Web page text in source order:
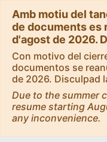
Amb motiu del
de documents es
d'agost de 2026.
Con motivo del
documentos se
de 2026. Disculpad
Due to the summer
resume starting
any inconvenience.